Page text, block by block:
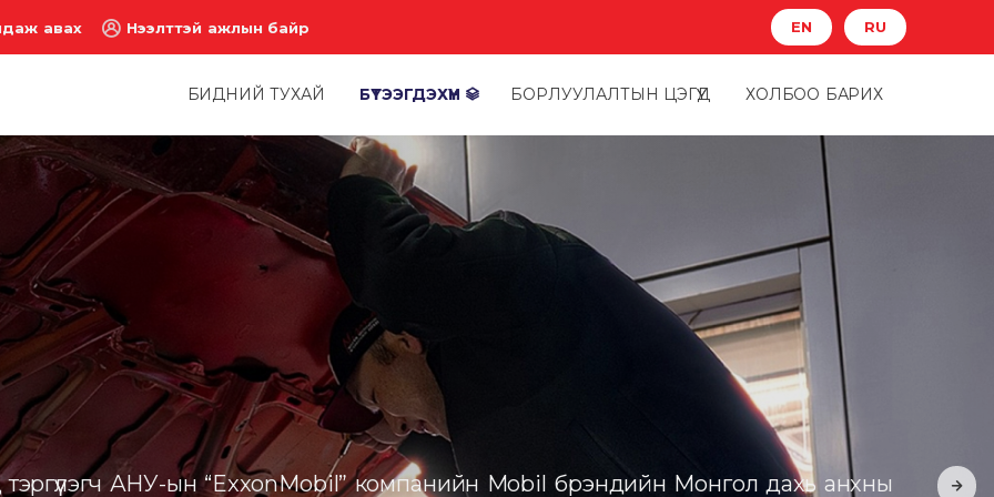
авах Нээлттэй ажлын байр EN RU
БИДНИЙ ТУХАЙ БҮТЭЭГДЭХҮҮН БОРЛУУЛАЛТЫН ЦЭГҮҮД ХОЛБОО БАРИХ